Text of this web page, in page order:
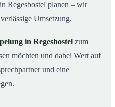
Regesbostel planen – wir
Umsetzung.
in Regesbostel zum
möchten und dabei Wert auf
und eine